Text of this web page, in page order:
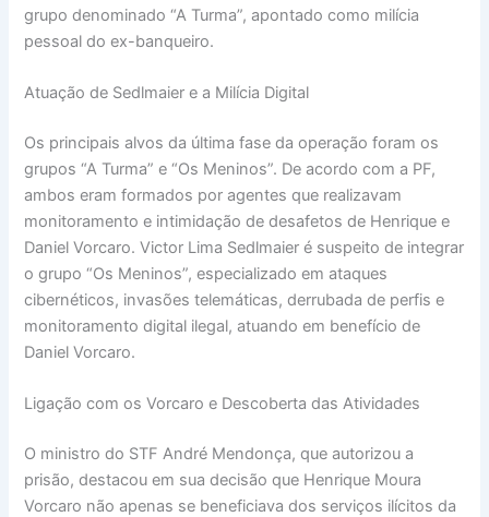
grupo denominado “A Turma”, apontado como milícia
pessoal do ex-banqueiro.
Atuação de Sedlmaier e a Milícia Digital
Os principais alvos da última fase da operação foram os
grupos “A Turma” e “Os Meninos”. De acordo com a PF,
ambos eram formados por agentes que realizavam
monitoramento e intimidação de desafetos de Henrique e
Daniel Vorcaro. Victor Lima Sedlmaier é suspeito de integrar
o grupo “Os Meninos”, especializado em ataques
cibernéticos, invasões telemáticas, derrubada de perfis e
monitoramento digital ilegal, atuando em benefício de
Daniel Vorcaro.
Ligação com os Vorcaro e Descoberta das Atividades
O ministro do STF André Mendonça, que autorizou a
prisão, destacou em sua decisão que Henrique Moura
Vorcaro não apenas se beneficiava dos serviços ilícitos da